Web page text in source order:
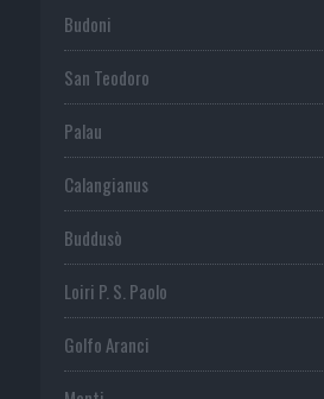
Budoni
San Teodoro
Palau
Calangianus
Buddusò
Loiri P. S. Paolo
Golfo Aranci